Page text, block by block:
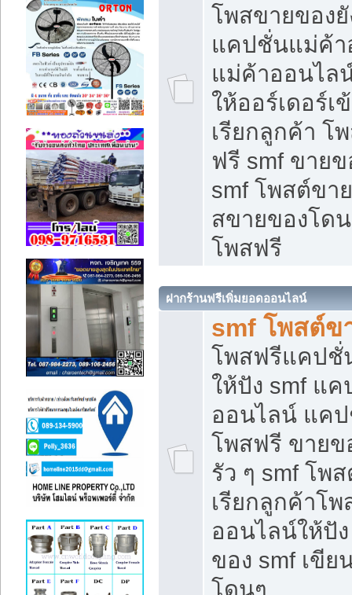
โพสขายของยั
แคปชั่นแม่ค้
แม่ค้าออนไล
ให้ออร์เดอร์เ
เรียกลูกค้า โ
ฟรี smf ขาย
smf โพสต์ขา
สขายของโด
โพสฟรี
ฝากร้านฟรีเพิ่มยอดออนไลน์
smf โพสต์ข
โพสฟรีแคปชั่
ให้ปัง smf แ
ออนไลน์ แค
โพสฟรี ขายข
รัว ๆ smf โพ
เรียกลูกค้าโ
ออนไลน์ให้ปั
ของ smf เขี
โดนๆ